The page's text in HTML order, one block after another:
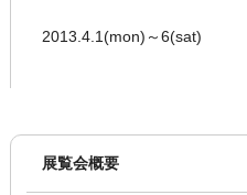
2013.4.1(mon)～6(sat)
展覧会概要